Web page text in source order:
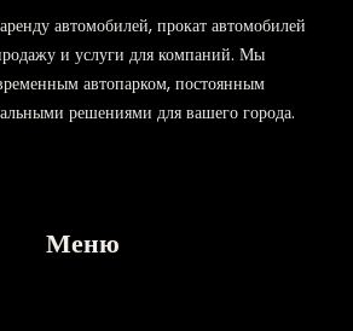
автомобилей, прокат автомобилей
и услуги для компаний. Мы
автопарком, постоянным
решениями для вашего города.
Меню